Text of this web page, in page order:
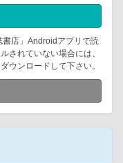
店」Androidアプリで読
されていない場合には、
ウンロードして下さい。